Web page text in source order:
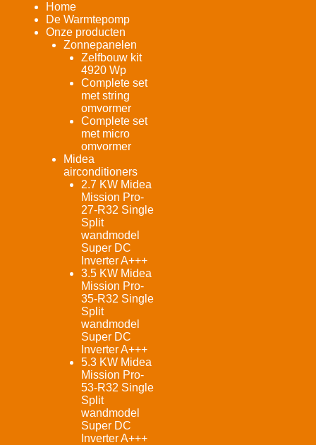
Home
De Warmtepomp
Onze producten
Zonnepanelen
Zelfbouw kit
4920 Wp
Complete set
met string
omvormer
Complete set
met micro
omvormer
Midea
airconditioners
2.7 KW Midea
Mission Pro-
27-R32 Single
Split
wandmodel
Super DC
Inverter A+++
3.5 KW Midea
Mission Pro-
35-R32 Single
Split
wandmodel
Super DC
Inverter A+++
5.3 KW Midea
Mission Pro-
53-R32 Single
Split
wandmodel
Super DC
Inverter A+++